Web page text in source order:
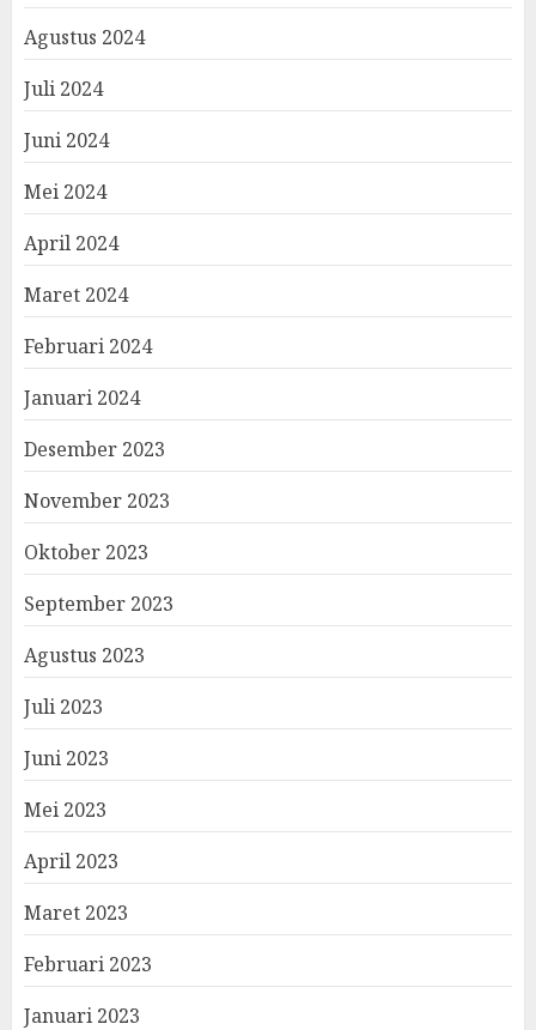
Agustus 2024
Juli 2024
Juni 2024
Mei 2024
April 2024
Maret 2024
Februari 2024
Januari 2024
Desember 2023
November 2023
Oktober 2023
September 2023
Agustus 2023
Juli 2023
Juni 2023
Mei 2023
April 2023
Maret 2023
Februari 2023
Januari 2023